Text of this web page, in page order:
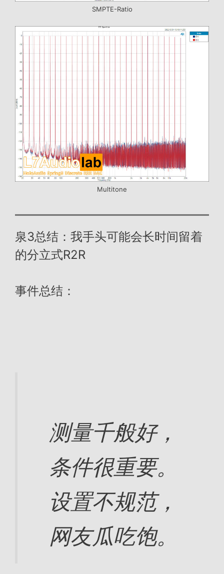
SMPTE-Ratio
Multitone
泉3总结：我手头可能会长时间留着
的分立式R2R
事件总结：
测量千般好，
条件很重要。
设置不规范，
网友瓜吃饱。